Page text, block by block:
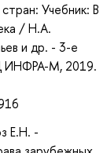
Учебник: В
/ Н.А.
и др. - 3-е
ИНФРА-М, 2019.
Е.Н. -